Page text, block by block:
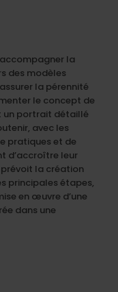
la
des modèles
la pérennité
le concept de
un portrait détaillé
avec les
pratiques et de
d’accroître leur
la création
principales étapes,
en œuvre d’une
dans une